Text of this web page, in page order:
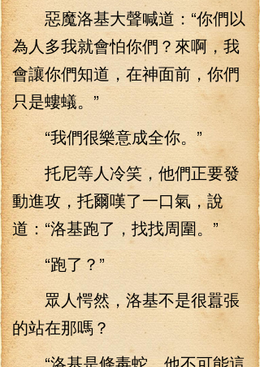
惡魔洛基大聲喊道：“你們以
為人多我就會怕你們？來啊，我
會讓你們知道，在神面前，你們
只是螻蟻。”
“我們很樂意成全你。”
托尼等人冷笑，他們正要發
動進攻，托爾嘆了一口氣，說
道：“洛基跑了，找找周圍。”
“跑了？”
眾人愕然，洛基不是很囂張
的站在那嗎？